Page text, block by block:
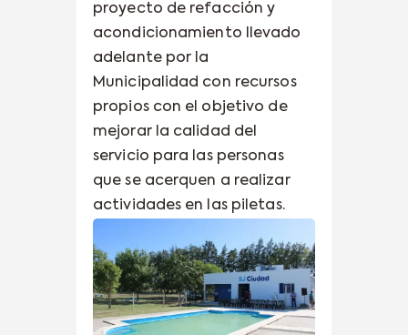
proyecto de refacción y
acondicionamiento llevado
adelante por la
Municipalidad con recursos
propios con el objetivo de
mejorar la calidad del
servicio para las personas
que se acerquen a realizar
actividades en las piletas.